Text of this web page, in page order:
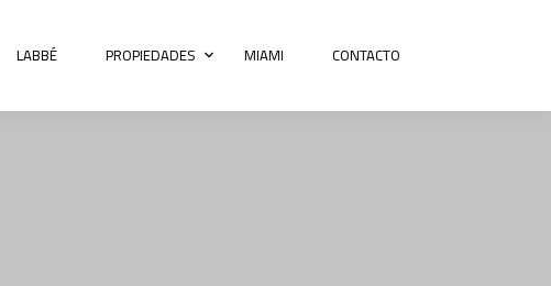
LABBÉ PROPIEDADES MIAMI CONTACTO